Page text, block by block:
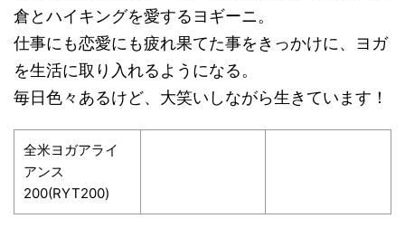
倉とハイキングを愛するヨギーニ。
仕事にも恋愛にも疲れ果てた事をきっかけに、ヨガ
を生活に取り入れるようになる。
毎日色々あるけど、大笑いしながら生きています！
全米ヨガアライ
アンス
200(RYT200)